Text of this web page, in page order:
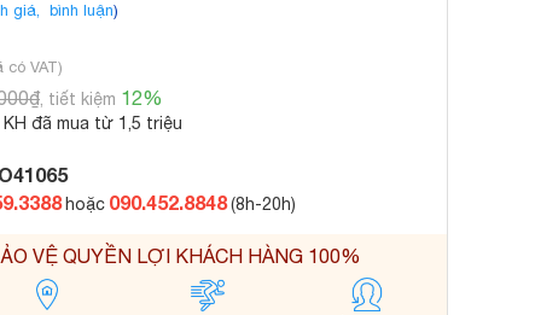
giá, bình luận)
có VAT)
, tiết kiệm 12%
đã mua từ 1,5 triệu
VỆ QUYỀN LỢI KHÁCH HÀNG 100%
hoặc 090.452.8848(8h-20h)